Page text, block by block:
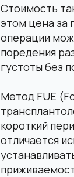
Стоимость
этом цена за
операции
поредения
густоты без
Метод FUE
короткий
отличается